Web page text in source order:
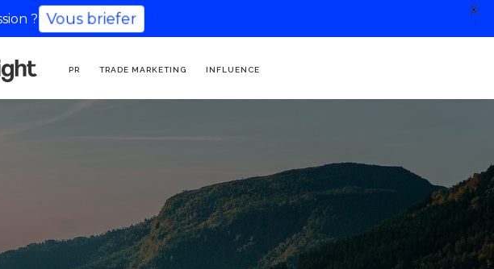
PR TRADE MARKETING INFLUENCE
? Vous briefer
X